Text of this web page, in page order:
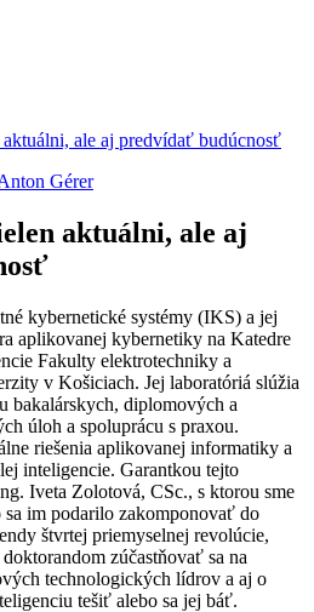
ale aj predvídať budúcnosť
Gérer
aktuálni, ale aj
kybernetické systémy (IKS) a jej
aplikovanej kybernetiky na Katedre
Fakulty elektrotechniky a
v Košiciach. Jej laboratóriá slúžia
bakalárskych, diplomových a
úloh a spoluprácu s praxou.
riešenia aplikovanej informatiky a
inteligencie. Garantkou tejto
Iveta Zolotová, CSc., s ktorou sme
im podarilo zakomponovať do
štvrtej priemyselnej revolúcie,
zúčastňovať sa na
technologických lídrov a aj o
tešiť alebo sa jej báť.